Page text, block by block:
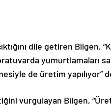
dile getiren Bilgen,
yumurtlamaları
de üretim yapılıyor”
vurgulayan Bilgen,